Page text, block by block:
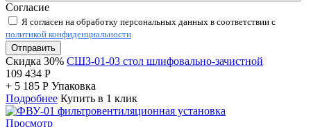
Согласие
Я согласен на обработку персональных данных в соответствии с
политикой конфиденциальности
Отправить
Скидка 30% СШЗ-01-03 стол шлифовально-зачистной
109 434 Р
+ 5 185 Р Упаковка
Подробнее Купить в 1 клик
Просмотр